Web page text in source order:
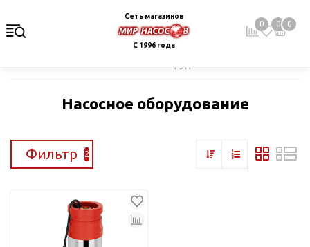
Сеть магазинов
С 1996 года
0 0 0
Насосное оборудование
Фильтр 2